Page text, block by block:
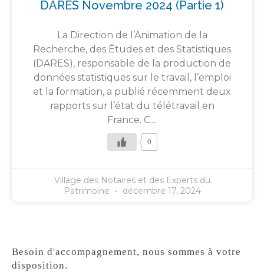
DARES Novembre 2024 (partie 1)
La Direction de l’Animation de la
Recherche, des Études et des Statistiques
(DARES), responsable de la production de
données statistiques sur le travail, l’emploi
et la formation, a publié récemment deux
rapports sur l’état du télétravail en
France. C…
0
Village des Notaires et des Experts du
Patrimoine
décembre 17, 2024
Besoin d'accompagnement, nous sommes à votre
disposition.